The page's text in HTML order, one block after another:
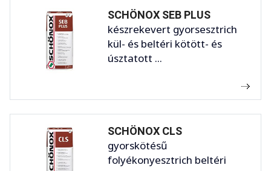
SCHÖNOX SEB PLUS
készrekevert gyorsesztrich
kül- és beltéri kötött- és
úsztatott ...
SCHÖNOX CLS
gyorskötésű
folyékonyesztrich beltéri